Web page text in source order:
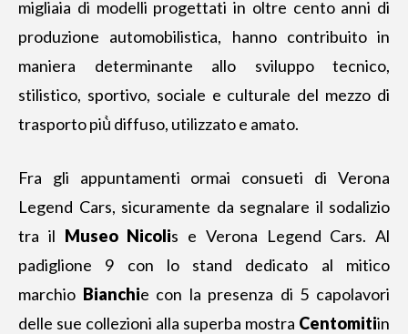
migliaia di modelli progettati in oltre cento anni di
produzione automobilistica, hanno contribuito in
maniera determinante allo sviluppo tecnico,
stilistico, sportivo, sociale e culturale del mezzo di
trasporto più̀ diffuso, utilizzato e amato.
Fra gli appuntamenti ormai consueti di Verona
Legend Cars, sicuramente da segnalare il sodalizio
tra il Museo Nicolis e Verona Legend Cars. Al
padiglione 9 con lo stand dedicato al mitico
marchio Bianchie con la presenza di 5 capolavori
delle sue collezioni alla superba mostra Centomitiin